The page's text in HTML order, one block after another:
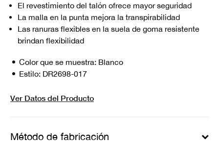
El revestimiento del talón ofrece mayor seguridad
La malla en la punta mejora la transpirabilidad
Las ranuras flexibles en la suela de goma resistente
brindan flexibilidad
Color que se muestra: Blanco
Estilo: DR2698-017
Ver Datos del Producto
Método de fabricación